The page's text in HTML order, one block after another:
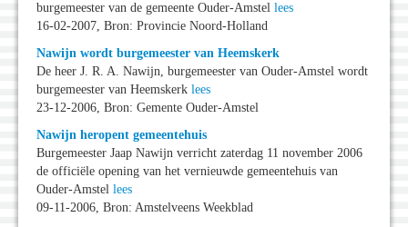
burgemeester van de gemeente Ouder-Amstel lees
16-02-2007, Bron: Provincie Noord-Holland
Nawijn wordt burgemeester van Heemskerk
De heer J. R. A. Nawijn, burgemeester van Ouder-Amstel wordt
burgemeester van Heemskerk lees
23-12-2006, Bron: Gemente Ouder-Amstel
Nawijn heropent gemeentehuis
Burgemeester Jaap Nawijn verricht zaterdag 11 november 2006
de officiële opening van het vernieuwde gemeentehuis van
Ouder-Amstel lees
09-11-2006, Bron: Amstelveens Weekblad